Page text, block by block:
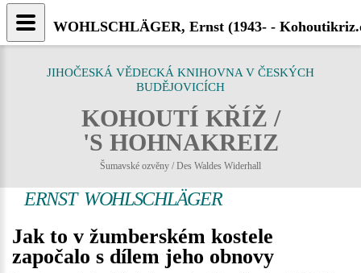
JIHOČESKÁ VĚDECKÁ KNIHOVNA V ČESKÝCH
BUDĚJOVICÍCH
KOHOUTÍ KŘÍŽ /
'S HOHNAKREIZ
Šumavské ozvěny / Des Waldes Widerhall
ERNST WOHLSCHLÄGER
Jak to v žumberském kostele
započalo s dílem jeho obnovy
WOHLSCHLÄGER, Ernst (1943- -